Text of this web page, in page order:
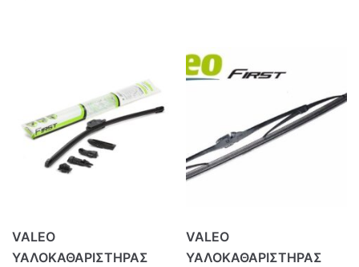
VALEO
ΥΑΛΟΚΑΘΑΡΙΣΤΗΡΑΣ
VALEO
ΥΑΛΟΚΑΘΑΡΙΣΤΗΡΑΣ